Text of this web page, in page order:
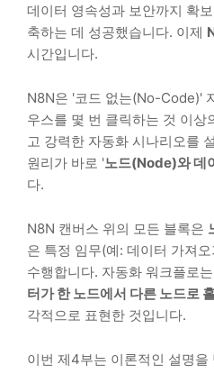
데이터 영속성과 보안까지 확
축하는 데 성공했습니다. 이제
시간입니다.
N8N은 '코드 없는(No-Code)'
우스를 몇 번 클릭하는 것 이상
고 강력한 자동화 시나리오를
원리가 바로 '노드(Node)와 데
다.
N8N 캔버스 위의 모든 블록은
은 특정 임무(예: 데이터 가져
수행합니다. 자동화 워크플로
터가 한 노드에서 다른 노드로
각적으로 표현한 것입니다.
이번 제4부는 이론적인 설명을